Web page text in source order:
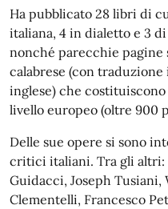
Ha pubblicato 28 libri di
italiana, 4 in dialetto e 3
nonché parecchie pagine
calabrese (con
inglese) che
livello europeo (oltre 900
Delle sue opere si sono
critici italiani. Tra gli altri:
Guidacci, Joseph Tusiani,
Clementelli, Francesco